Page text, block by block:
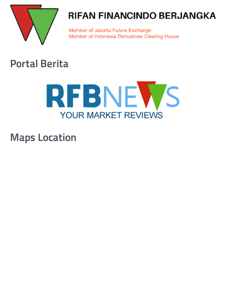
Portal Berita
Maps Location